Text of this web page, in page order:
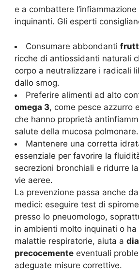
e a combattere
inquinanti. Gli esperti
Consumare abbondanti
ricche di antiossidanti naturali
corpo a neutralizzare i radicali
dallo smog.
Preferire alimenti ad alto
omega 3, come pesce azzurro
che hanno proprietà
salute della mucosa polmonare.
Mantenere una corretta
essenziale per favorire la
secrezioni bronchiali e ridurre
vie aeree.
La prevenzione passa anche
medici: eseguire test di
presso lo pneuomologo,
in ambienti molto inquinati o
malattie respiratorie, aiuta a
precocemente eventuali
adeguate misure correttive.